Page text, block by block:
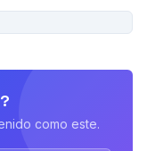
como este.